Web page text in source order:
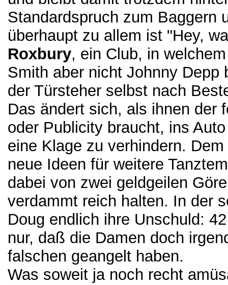
Standardspruch zum Baggern
überhaupt zu allem ist "Hey,
Roxbury, ein Club, in
Smith aber nicht Johnny
der Türsteher selbst nach
Das ändert sich, als ihnen der
oder Publicity braucht, ins
eine Klage zu verhindern.
neue Ideen für weitere
dabei von zwei geldgeilen
verdammt reich halten. In der
Doug endlich ihre Unschuld:
nur, daß die Damen doch
falschen geangelt haben.
Was soweit ja noch recht